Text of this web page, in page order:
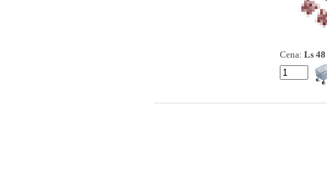
Cena: Ls 48